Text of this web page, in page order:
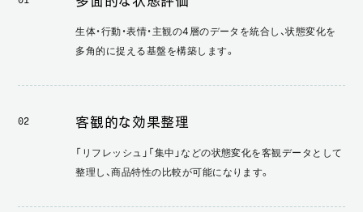
生体・行動・表情・主観の4層のデータを統合し、状態変化を
多角的に捉える基盤を構築します。
02 客観的な効果整理
「リフレッシュ」「集中」などの状態変化を客観データとして
整理し、商品特性の比較が可能になります。